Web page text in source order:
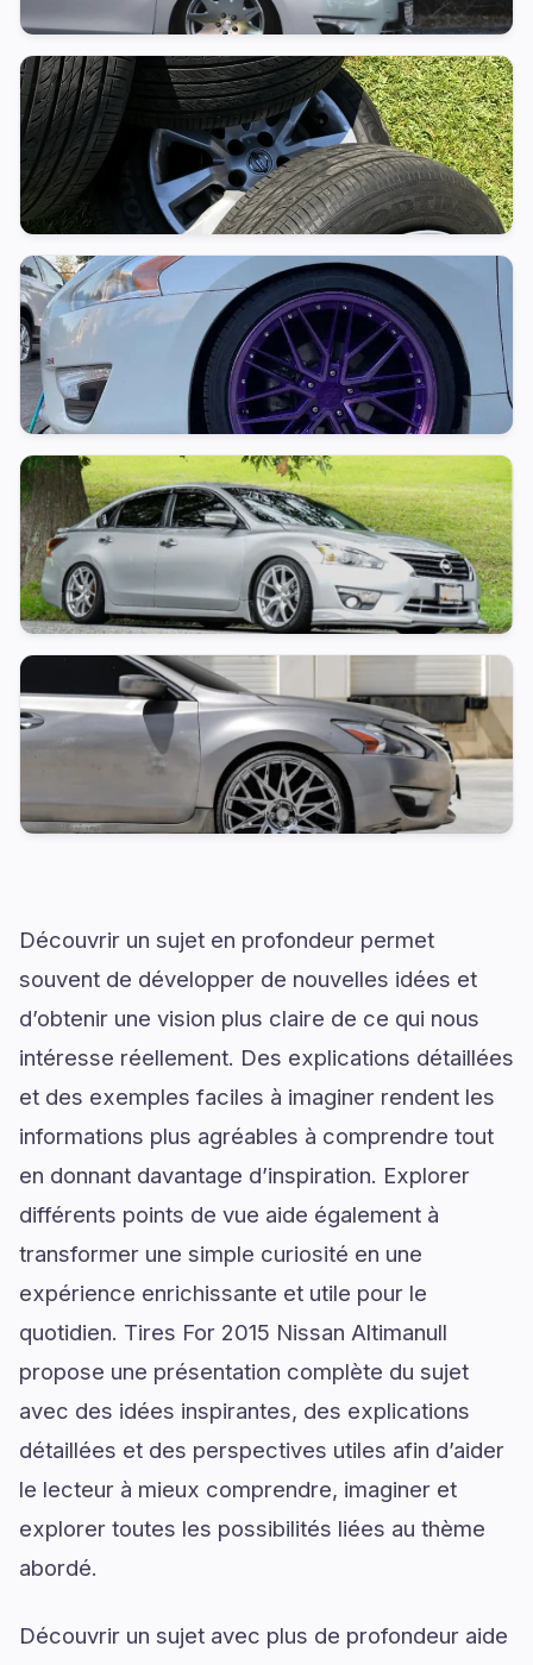
Découvrir un sujet en profondeur permet
souvent de développer de nouvelles idées et
d’obtenir une vision plus claire de ce qui nous
intéresse réellement. Des explications détaillées
et des exemples faciles à imaginer rendent les
informations plus agréables à comprendre tout
en donnant davantage d’inspiration. Explorer
différents points de vue aide également à
transformer une simple curiosité en une
expérience enrichissante et utile pour le
quotidien. Tires For 2015 Nissan Altimanull
propose une présentation complète du sujet
avec des idées inspirantes, des explications
détaillées et des perspectives utiles afin d’aider
le lecteur à mieux comprendre, imaginer et
explorer toutes les possibilités liées au thème
abordé.
Découvrir un sujet avec plus de profondeur aide